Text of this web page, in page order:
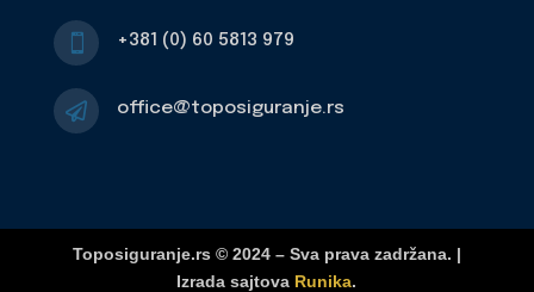
 +381 (0) 60 5813 979
 office@toposiguranje.rs
Toposiguranje.rs © 2024 – Sva prava zadržana. |
Izrada sajtova Runika.